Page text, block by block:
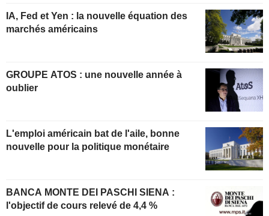
IA, Fed et Yen : la nouvelle équation des
marchés américains
GROUPE ATOS : une nouvelle année à
oublier
L'emploi américain bat de l'aile, bonne
nouvelle pour la politique monétaire
BANCA MONTE DEI PASCHI SIENA :
l'objectif de cours relevé de 4,4 %